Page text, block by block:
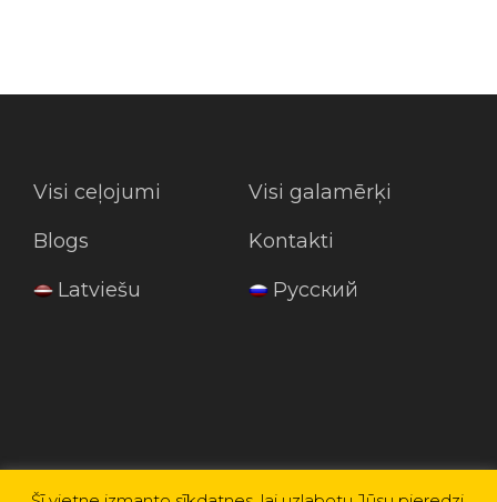
Visi ceļojumi
Visi galamērķi
Blogs
Kontakti
Latviešu
Русский